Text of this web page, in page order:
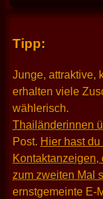
Tipp:
Junge, attraktive,
erhalten viele
wählerisch.
Thailänderinnen
Post. Hier hast
zum zweiten Mal
ernstgemeinte E-